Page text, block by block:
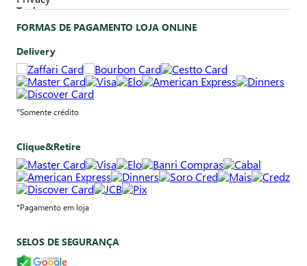
FORMAS DE PAGAMENTO LOJA ONLINE
Delivery
*Somente crédito
Clique&Retire
*Pagamento em loja
SELOS DE SEGURANÇA